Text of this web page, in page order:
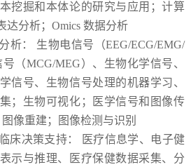
挖掘和本体论的研究与应用；计算
达分析；Omics 数据分析
析： 生物电信号（EEG/ECG/EMG/
（MCG/MEG）、生物化学信号、
信号、生物信号处理的机器学习、
；生物可视化；医学信号和图像传
像重建；图像检测与识别
床决策支持： 医疗信息学、电子健
示与推理、医疗保健数据采集、分